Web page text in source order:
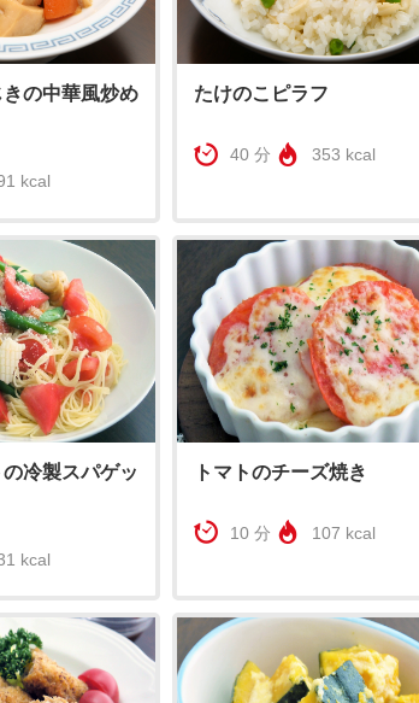
の中華風炒め
kcal
たけのこピラフ
40 分 353 kcal
冷製スパゲッ
kcal
トマトのチーズ焼き
10 分 107 kcal